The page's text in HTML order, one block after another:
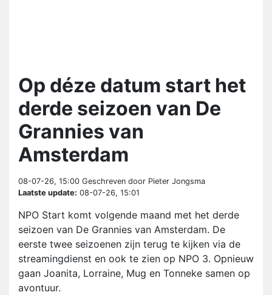
Op déze datum start het
derde seizoen van De
Grannies van
Amsterdam
08-07-26, 15:00 Geschreven door Pieter Jongsma
Laatste update: 08-07-26, 15:01
NPO Start komt volgende maand met het derde
seizoen van De Grannies van Amsterdam. De
eerste twee seizoenen zijn terug te kijken via de
streamingdienst en ook te zien op NPO 3. Opnieuw
gaan Joanita, Lorraine, Mug en Tonneke samen op
avontuur.